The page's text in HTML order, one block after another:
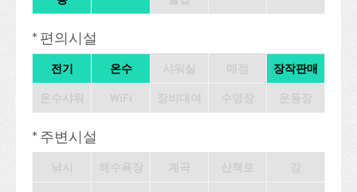
* 편의시설
전기 온수 장작판매
* 주변시설